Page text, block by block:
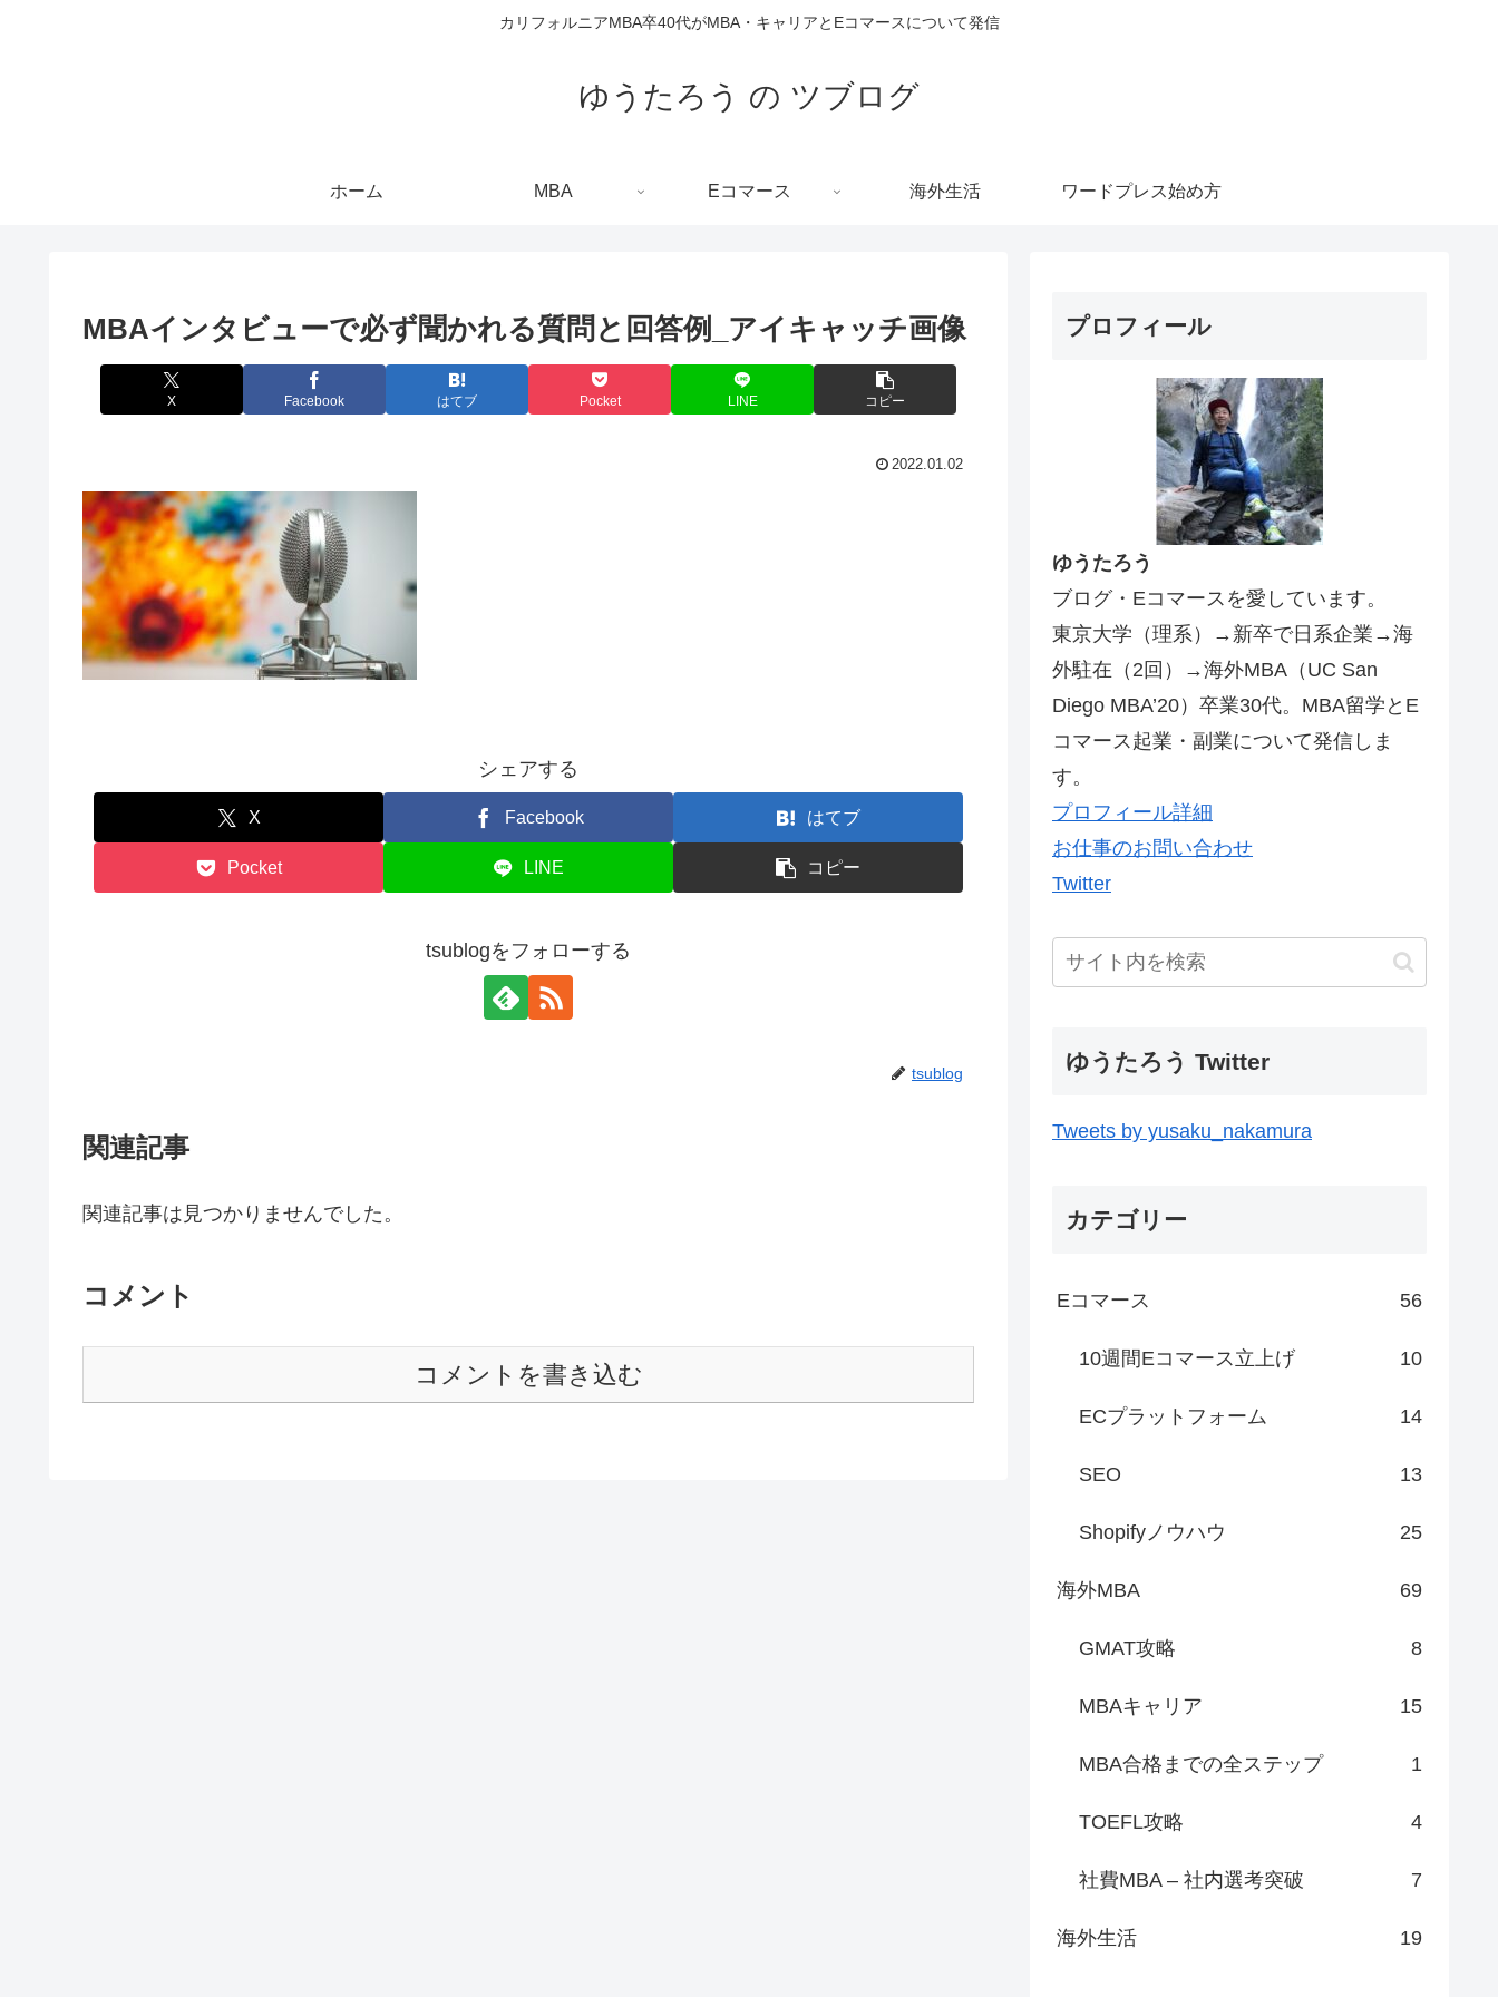
カリフォルニアMBA卒40代がMBA・キャリアとEコマースについて発信
ゆうたろう の ツブログ
ホーム MBA Eコマース 海外生活 ワードプレス始め方
MBAインタビューで必ず聞かれる質問と回答例_アイキャッチ画像
X Facebook はてブ Pocket LINE コピー
2022.01.02
シェアする
X Facebook はてブ
Pocket LINE コピー
tsublogをフォローする
tsublog
関連記事
関連記事は見つかりませんでした。
コメント
コメントを書き込む
プロフィール
ゆうたろう
ブログ・Eコマースを愛しています。
東京大学（理系）→新卒で日系企業→海
外駐在（2回）→海外MBA（UC San
Diego MBA’20）卒業30代。MBA留学とE
コマース起業・副業について発信しま
す。
プロフィール詳細
お仕事のお問い合わせ
Twitter
ゆうたろう Twitter
Tweets by yusaku_nakamura
カテゴリー
Eコマース 56
10週間Eコマース立上げ 10
ECプラットフォーム 14
SEO 13
Shopifyノウハウ 25
海外MBA 69
GMAT攻略 8
MBAキャリア 15
MBA合格までの全ステップ 1
TOEFL攻略 4
社費MBA – 社内選考突破 7
海外生活 19